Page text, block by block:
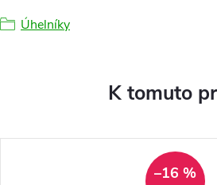
Úhelníky
K tomuto
–16 %